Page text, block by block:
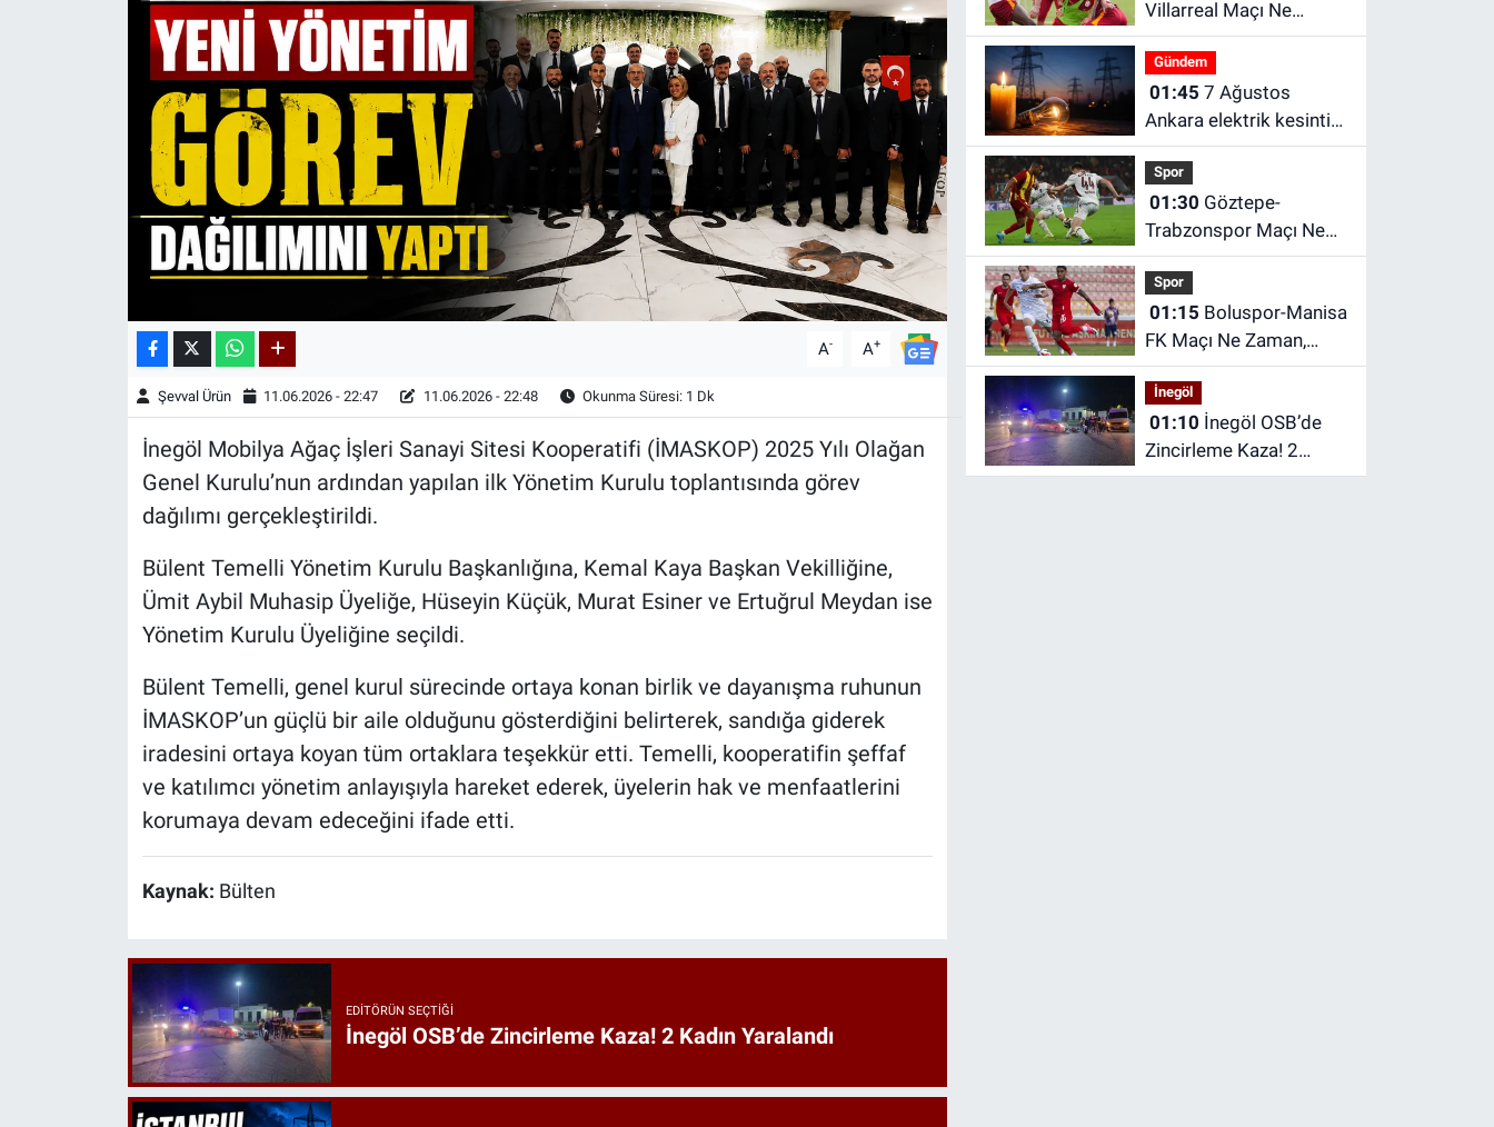
A- A+
Şevval Ürün 11.06.2026 - 22:47 11.06.2026 - 22:48 Okunma Süresi: 1 Dk
İnegöl Mobilya Ağaç İşleri Sanayi Sitesi Kooperatifi (İMASKOP) 2025 Yılı Olağan
Genel Kurulu’nun ardından yapılan ilk Yönetim Kurulu toplantısında görev
dağılımı gerçekleştirildi.
Bülent Temelli Yönetim Kurulu Başkanlığına, Kemal Kaya Başkan Vekilliğine,
Ümit Aybil Muhasip Üyeliğe, Hüseyin Küçük, Murat Esiner ve Ertuğrul Meydan ise
Yönetim Kurulu Üyeliğine seçildi.
Bülent Temelli, genel kurul sürecinde ortaya konan birlik ve dayanışma ruhunun
İMASKOP’un güçlü bir aile olduğunu gösterdiğini belirterek, sandığa giderek
iradesini ortaya koyan tüm ortaklara teşekkür etti. Temelli, kooperatifin şeffaf
ve katılımcı yönetim anlayışıyla hareket ederek, üyelerin hak ve menfaatlerini
korumaya devam edeceğini ifade etti.
Kaynak: Bülten
EDITÖRÜN SEÇTIĞI
İnegöl OSB’de Zincirleme Kaza! 2 Kadın Yaralandı
Villarreal Maçı Ne
Zaman, Saat Kaçta ve
Hangi Kanalda?
Galatasaray hazırlık
maçı ne zaman?
Gündem
01:45
Ankara elektrik kesintisi
| EDAŞ Ankara Elektrik
Kesintisi
Spor
01:30
Trabzonspor Maçı Ne
Zaman, Saat Kaçta ve
Hangi Kanalda?
Spor
01:15
FK Maçı Ne Zaman,
Saat Kaçta ve Nerede?
İnegöl
01:10
Zincirleme Kaza! 2
Kadın Yaralandı
Kadın & Aile
Kültür & Sanat
Yazarlar